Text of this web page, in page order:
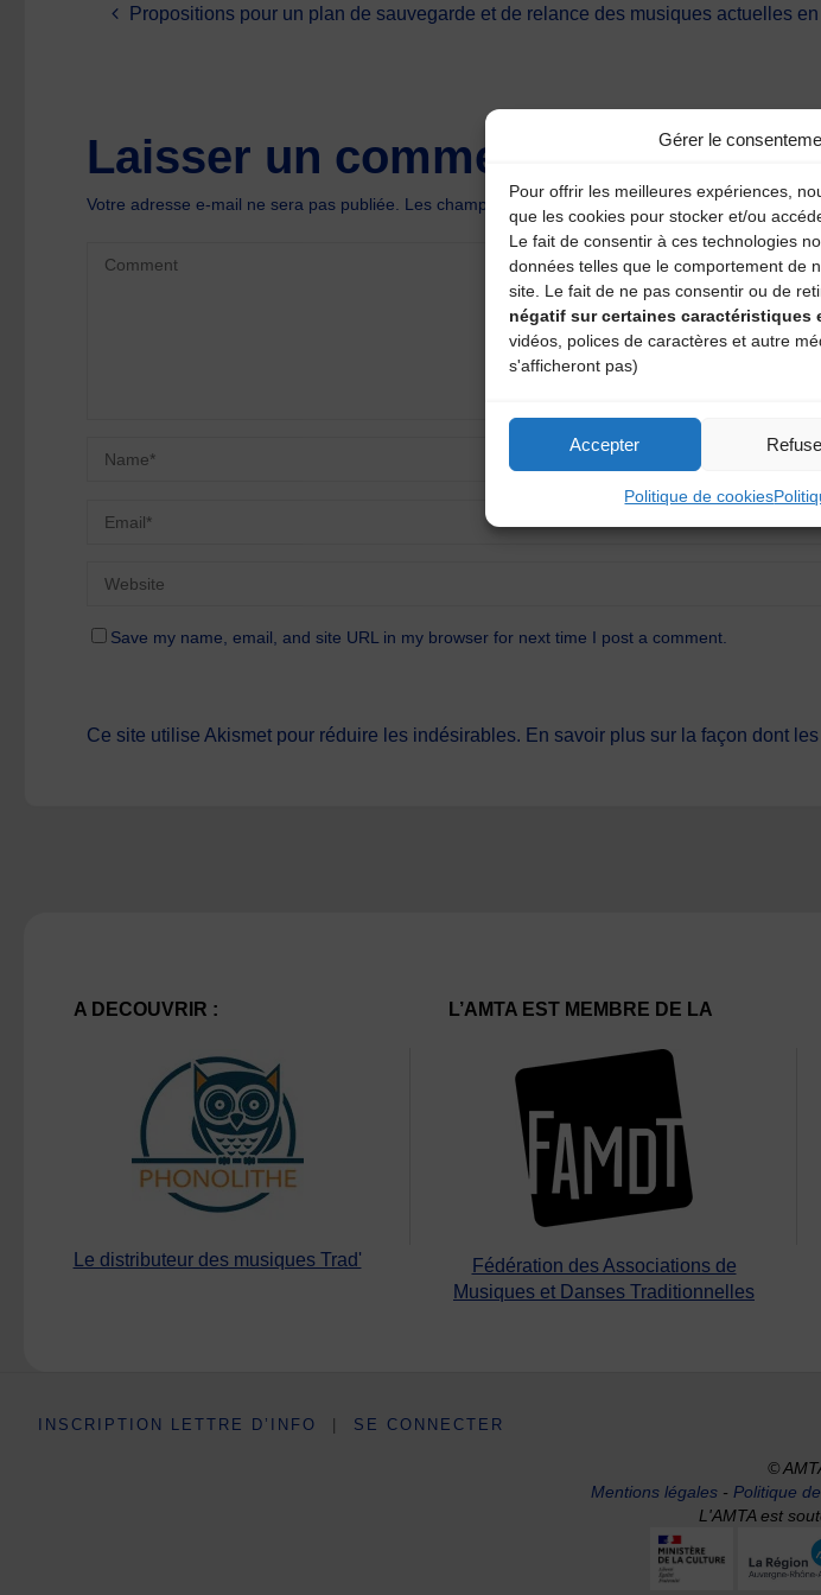
Gérer le
Pour offrir les meilleures expériences,
que les cookies pour stocker et/ou
Le fait de consentir à ces technologies
données telles que le comportement de
site. Le fait de ne pas consentir ou de
négatif sur certaines caractéristiques
vidéos, polices de caractères et autre
s'afficheront pas)
Accepter
Politique de cookies
Propositions pour un plan de sauvegarde et de relance des musiques actuelles
Laisser un commentaire
Votre adresse e-mail ne sera pas publiée. Les champs obligatoires sont indiqués avec
Save my name, email, and site URL in my browser for next time I post a comment.
Ce site utilise Akismet pour réduire les indésirables. En savoir plus sur la façon dont
A DECOUVRIR :
Le distributeur des musiques Trad'
L’AMTA EST MEMBRE DE LA
Fédération des Associations de
Musiques et Danses Traditionnelles
INSCRIPTION LETTRE D’INFO | SE CONNECTER
©
Mentions légales- Politique
L'AMTA est